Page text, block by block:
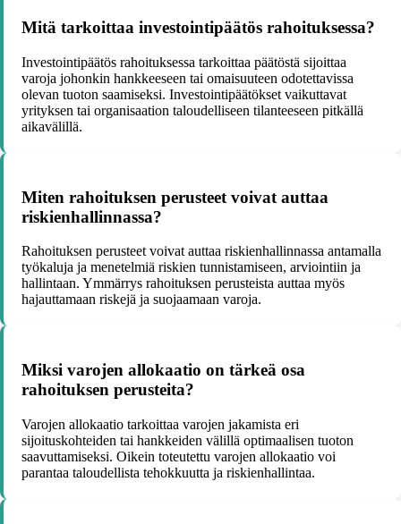
Mitä tarkoittaa investointipäätös rahoituksessa?
Investointipäätös rahoituksessa tarkoittaa päätöstä sijoittaa
varoja johonkin hankkeeseen tai omaisuuteen odotettavissa
olevan tuoton saamiseksi. Investointipäätökset vaikuttavat
yrityksen tai organisaation taloudelliseen tilanteeseen pitkällä
aikavälillä.
Miten rahoituksen perusteet voivat auttaa
riskienhallinnassa?
Rahoituksen perusteet voivat auttaa riskienhallinnassa antamalla
työkaluja ja menetelmiä riskien tunnistamiseen, arviointiin ja
hallintaan. Ymmärrys rahoituksen perusteista auttaa myös
hajauttamaan riskejä ja suojaamaan varoja.
Miksi varojen allokaatio on tärkeä osa
rahoituksen perusteita?
Varojen allokaatio tarkoittaa varojen jakamista eri
sijoituskohteiden tai hankkeiden välillä optimaalisen tuoton
saavuttamiseksi. Oikein toteutettu varojen allokaatio voi
parantaa taloudellista tehokkuutta ja riskienhallintaa.